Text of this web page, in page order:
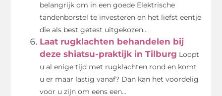
belangrijk om in een goede Elektrische
tandenborstel te investeren en het liefst eentje
die als best getest uitgekozen...
Laat rugklachten behandelen bij
deze shiatsu-praktijk in Tilburg Loopt
u al enige tijd met rugklachten rond en komt
u er maar lastig vanaf? Dan kan het voordelig
voor u zijn om eens een...